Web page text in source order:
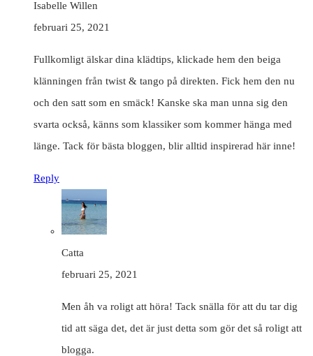
Isabelle Willen
februari 25, 2021
Fullkomligt älskar dina klädtips, klickade hem den beiga
klänningen från twist & tango på direkten. Fick hem den nu
och den satt som en smäck! Kanske ska man unna sig den
svarta också, känns som klassiker som kommer hänga med
länge. Tack för bästa bloggen, blir alltid inspirerad här inne!
Reply
Catta
februari 25, 2021
Men åh va roligt att höra! Tack snälla för att du tar dig
tid att säga det, det är just detta som gör det så roligt att
blogga.